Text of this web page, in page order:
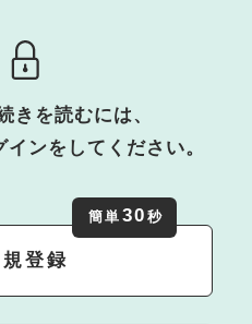
きを読むには、
ンをしてください。
登録
簡単 30 秒